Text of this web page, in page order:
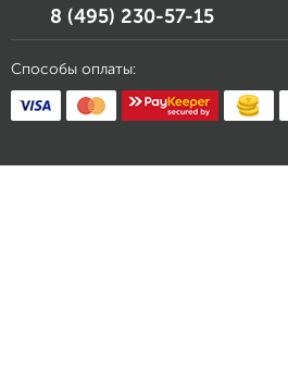
8 (495) 230-57-15
Способы оплаты: